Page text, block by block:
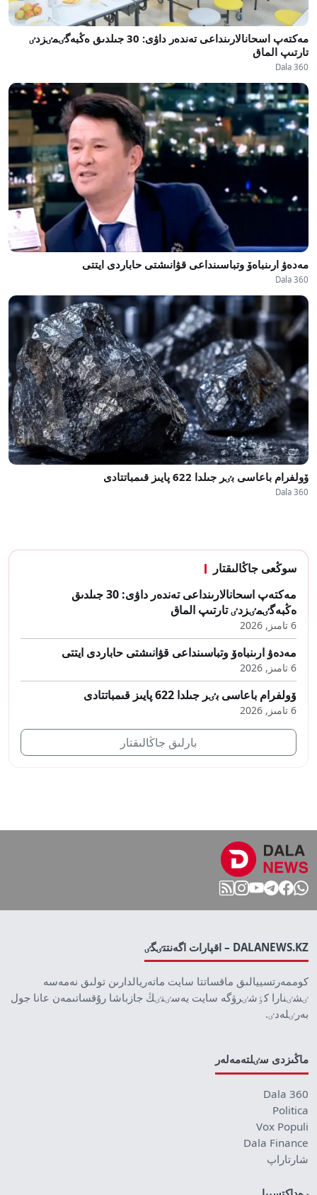
مەكتەپ اسحانالارىنداعى تەندەر داۋى: 30 جىلدىق ەڭبەگٸمٸزدٸ
تارتىپ الماق
Dala 360
مەدەۋ ارىنباەۆ وتباسىنداعى قۋانىشتى حاباردى ايتتى
Dala 360
ۆولفرام باعاسى بٸر جىلدا 622 پايىز قىمباتتادى
Dala 360
سوڭعى جاڭالىقتار
مەكتەپ اسحانالارىنداعى تەندەر داۋى: 30 جىلدىق
ەڭبەگٸمٸزدٸ تارتىپ الماق
6 تامىز, 2026
مەدەۋ ارىنباەۆ وتباسىنداعى قۋانىشتى حاباردى ايتتى
6 تامىز, 2026
ۆولفرام باعاسى بٸر جىلدا 622 پايىز قىمباتتادى
6 تامىز, 2026
بارلىق جاڭالىقتار
DALANEWS.KZ – اقپارات اگەنتتٸگٸ
كوممەرتسييالىق ماقساتتا سايت ماتەريالدارىن تولىق نەمەسە
ٸشٸنارا كٶشٸرۋگە سايت يەسٸنٸڭ جازباشا رۇقساتىمەن عانا جول
بەرٸلەدٸ.
ماڭىزدى سٸلتەمەلەر
Dala 360
Politica
Vox Populi
Dala Finance
شارتاراپ